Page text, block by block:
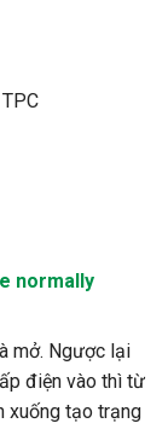
normally
mở. Ngược lại
điện vào thì từ
xuống tạo trạng